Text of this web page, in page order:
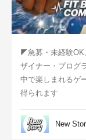
◤急募・未経験
ザイナー・プログ
中で楽しまれるゲ
得られます
New